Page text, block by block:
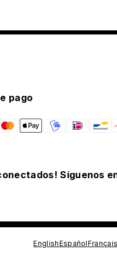
pago
Síguenos
EnglishEspañol